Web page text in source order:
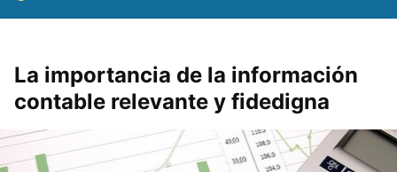
La importancia de la información
contable relevante y fidedigna